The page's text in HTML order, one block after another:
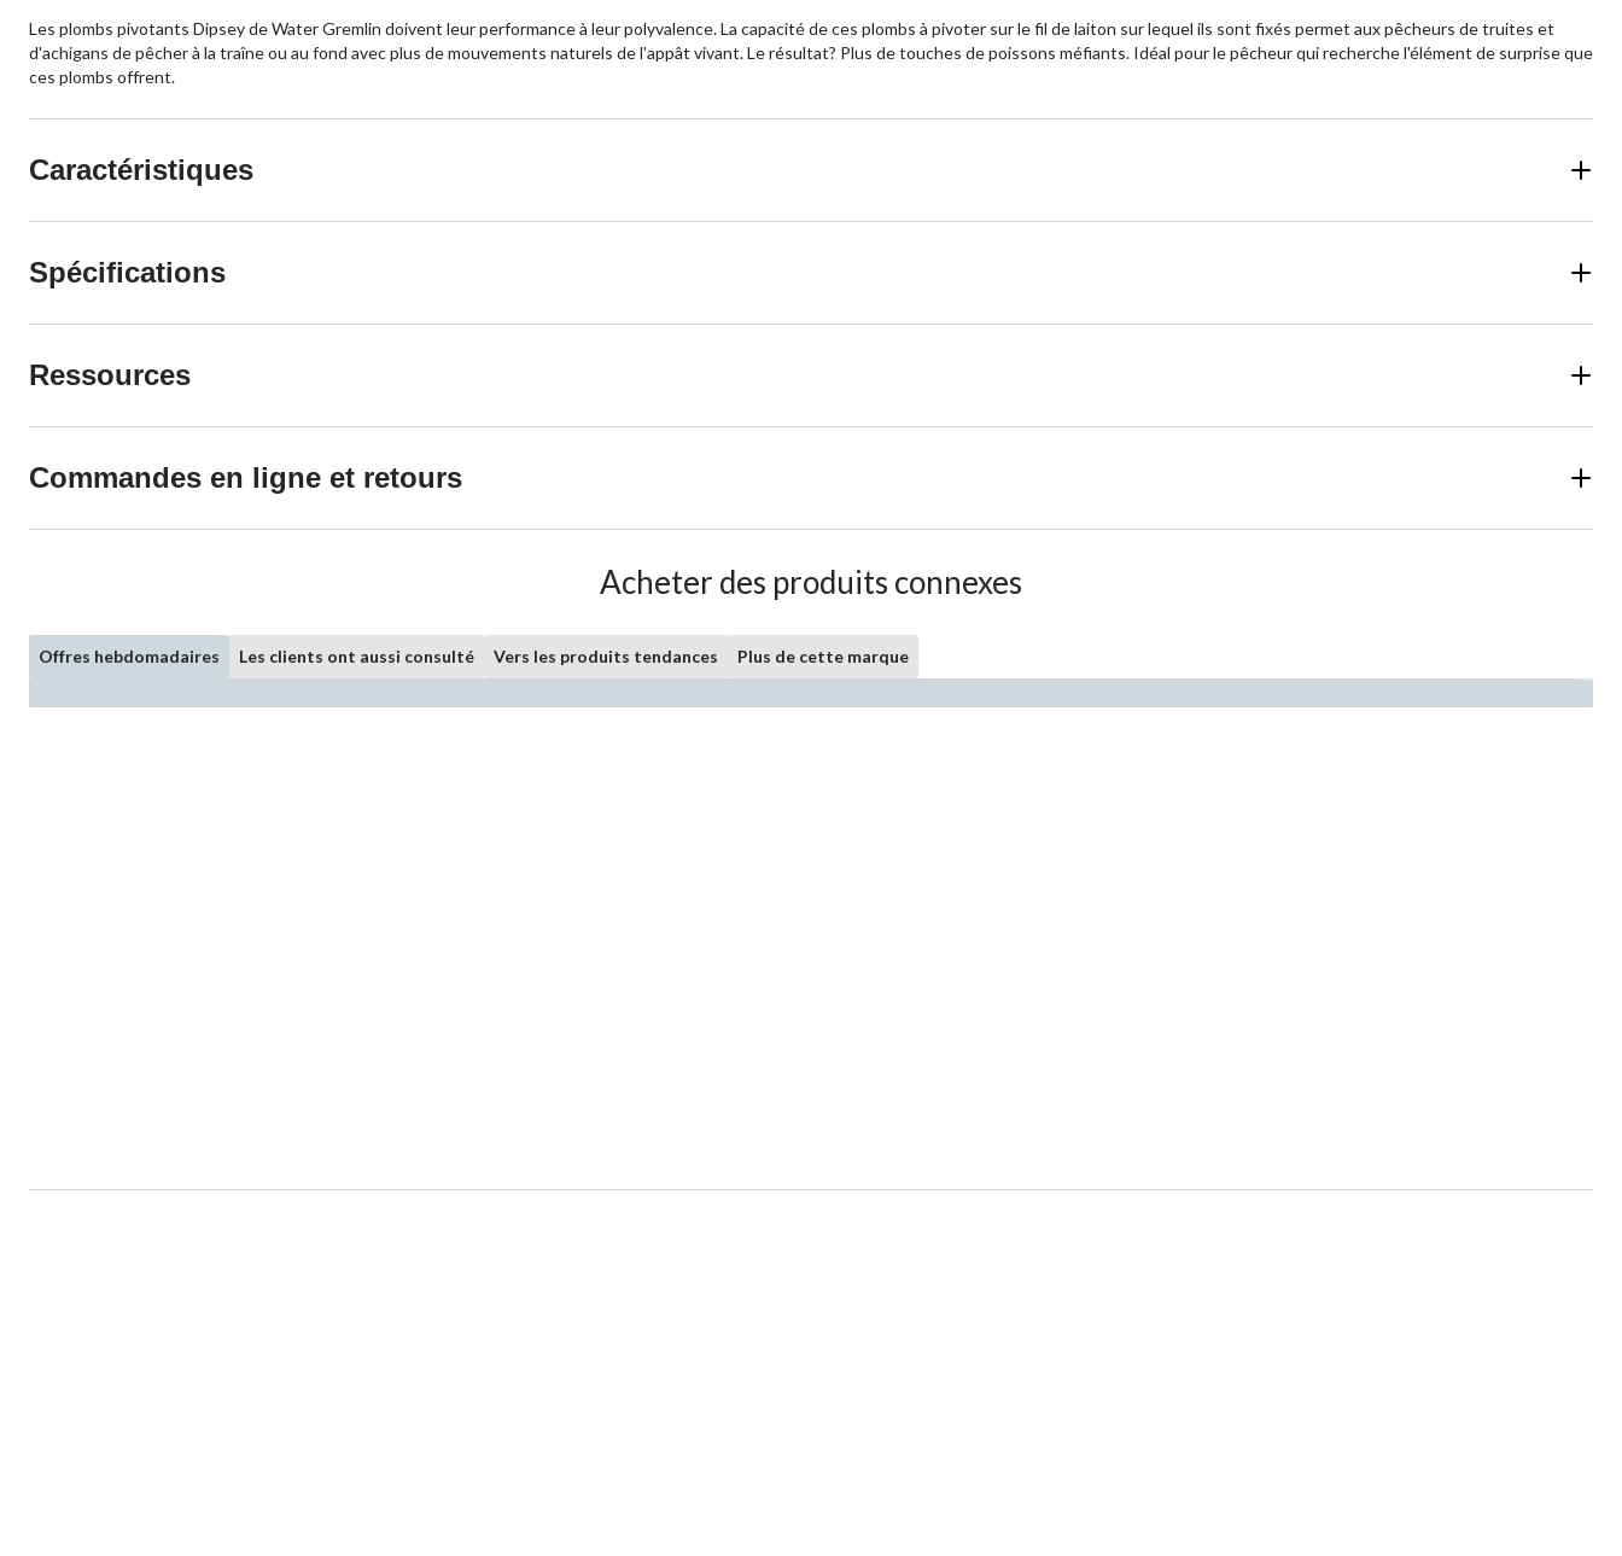
Les plombs pivotants Dipsey de Water Gremlin doivent leur performance à leur polyvalence. La capacité de ces plombs à pivoter sur le fil de laiton sur lequel ils sont fixés permet aux pêcheurs de truites et
d'achigans de pêcher à la traîne ou au fond avec plus de mouvements naturels de l'appât vivant. Le résultat? Plus de touches de poissons méfiants. Idéal pour le pêcheur qui recherche l'élément de surprise que
ces plombs offrent.
Caractéristiques
Spécifications
Ressources
Commandes en ligne et retours
Acheter des produits connexes
Offres hebdomadaires Les clients ont aussi consulté Vers les produits tendances Plus de cette marque